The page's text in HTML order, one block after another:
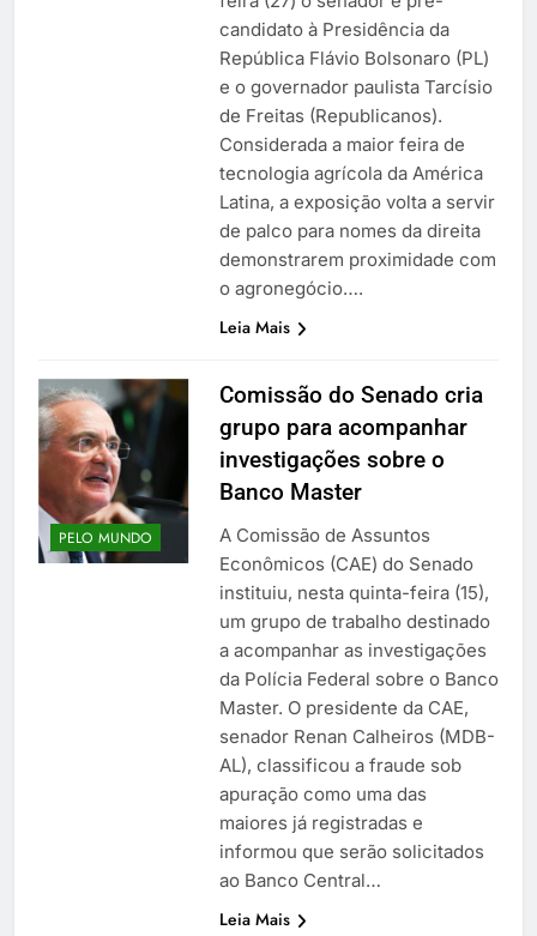
candidato à Presidência da
República Flávio Bolsonaro (PL)
e o governador paulista Tarcísio
de Freitas (Republicanos).
Considerada a maior feira de
tecnologia agrícola da América
Latina, a exposição volta a servir
de palco para nomes da direita
demonstrarem proximidade com
o agronegócio….
Leia Mais
PELO MUNDO
Comissão do Senado cria
grupo para acompanhar
investigações sobre o
Banco Master
A Comissão de Assuntos
Econômicos (CAE) do Senado
instituiu, nesta quinta-feira (15),
um grupo de trabalho destinado
a acompanhar as investigações
da Polícia Federal sobre o Banco
Master. O presidente da CAE,
senador Renan Calheiros (MDB-
AL), classificou a fraude sob
apuração como uma das
maiores já registradas e
informou que serão solicitados
ao Banco Central…
Leia Mais